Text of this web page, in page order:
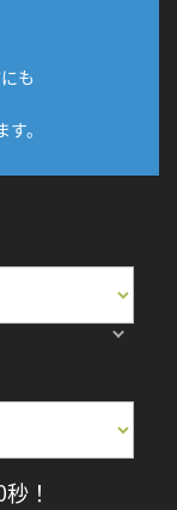
も
。
！